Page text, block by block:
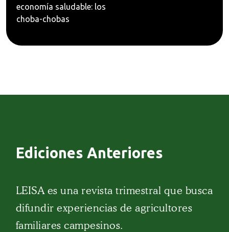
economía saludable: los
choba-chobas
Ediciones Anteriores
LEISA es una revista trimestral que busca
difundir experiencias de agricultores
familiares campesinos.